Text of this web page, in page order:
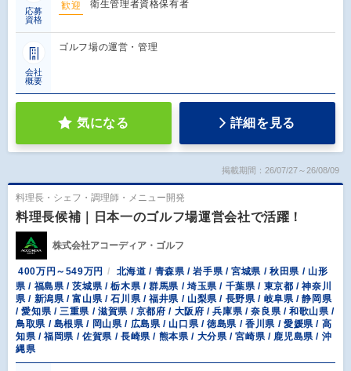
応募
資格
歓迎 衛生管理者資格保有者
会社
概要
ゴルフ場の運営・管理
気になる 詳細を見る
掲載期間：26/07/27～26/08/09
料理長・シェフ・調理師・メニュー開発
料理長候補｜日本一のゴルフ場運営会社で活躍！
株式会社アコーディア・ゴルフ
400万円～549万円
北海道 / 青森県 / 岩手県 / 宮城県 / 秋田県 / 山形
県 / 福島県 / 茨城県 / 栃木県 / 群馬県 / 埼玉県 / 千葉県 / 東京都 / 神奈川
県 / 新潟県 / 富山県 / 石川県 / 福井県 / 山梨県 / 長野県 / 岐阜県 / 静岡県
/ 愛知県 / 三重県 / 滋賀県 / 京都府 / 大阪府 / 兵庫県 / 奈良県 / 和歌山県 /
鳥取県 / 島根県 / 岡山県 / 広島県 / 山口県 / 徳島県 / 香川県 / 愛媛県 / 高
知県 / 福岡県 / 佐賀県 / 長崎県 / 熊本県 / 大分県 / 宮崎県 / 鹿児島県 / 沖
縄県